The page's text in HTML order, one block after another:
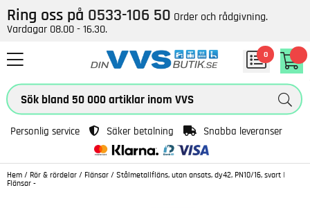
Ring oss på 0533-106 50 Order och rådgivning.
Vardagar 08.00 - 16.30.
0
Personlig service Säker betalning Snabba leveranser
Hem / Rör & rördelar / Flänsar / Stålmetallfläns, utan ansats, dy42, PN10/16, svart |
Flänsar -